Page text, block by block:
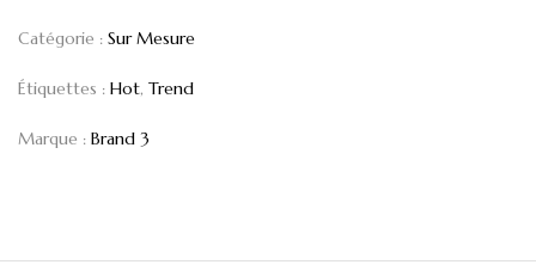
Catégorie : Sur Mesure
Étiquettes : Hot, Trend
Marque : Brand 3